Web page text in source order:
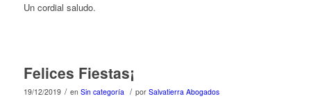
Un cordial saludo.
Felices Fiestas¡
19/12/2019 / en Sin categoría / por Salvatierra Abogados